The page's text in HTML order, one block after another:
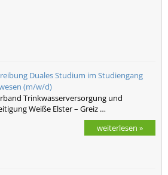
Duales Studium im Studiengang
(m/w/d)
Trinkwasserversorgung und
Weiße Elster – Greiz …
weiterlesen »